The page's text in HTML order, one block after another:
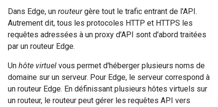
Dans Edge, un routeurgère tout le trafic entrant de l'API.
Autrement dit, tous les protocoles HTTP et HTTPS les
requêtes adressées à un proxy d'API sont d'abord traitées
par un routeur Edge.
Un hôte virtuel vous permet d'héberger plusieurs noms de
domaine sur un serveur. Pour Edge, le serveur correspond à
un routeur Edge. En définissant plusieurs hôtes virtuels sur
un routeur, le routeur peut gérer les requêtes API vers